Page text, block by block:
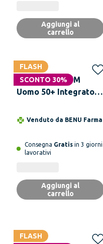
Aggiungi al
carrello
FLASH
SCONTO 30%
MULTICENTRUM
Uomo 50+ Integratore
Compresse
Venduto da BENU Farma
Consegna Gratis in 3 giorni
lavorativi
Aggiungi al
carrello
FLASH